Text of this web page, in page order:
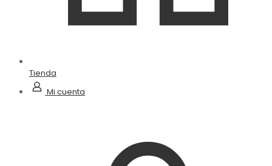
Tienda
Mi cuenta